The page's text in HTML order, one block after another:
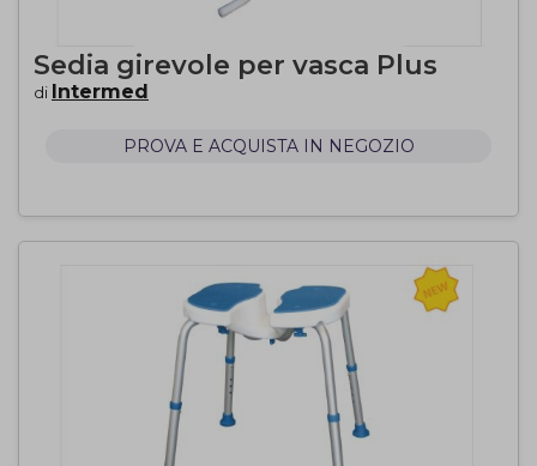
Sedia girevole per vasca Plus
di Intermed
PROVA E ACQUISTA IN NEGOZIO